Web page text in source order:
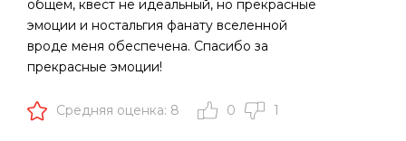
общем, квест не идеальный, но прекрасные
эмоции и ностальгия фанату вселенной
вроде меня обеспечена. Спасибо за
прекрасные эмоции!
Средняя оценка: 8 0 1